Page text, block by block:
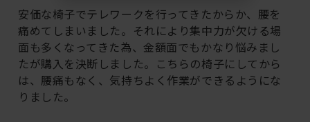
安価な椅子でテレワークを行ってきたからか、腰を
痛めてしまいました。それにより集中力が欠ける場
面も多くなってきた為、金額面でもかなり悩みまし
たが購入を決断しました。こちらの椅子にしてから
は、腰痛もなく、気持ちよく作業ができるようにな
りました。